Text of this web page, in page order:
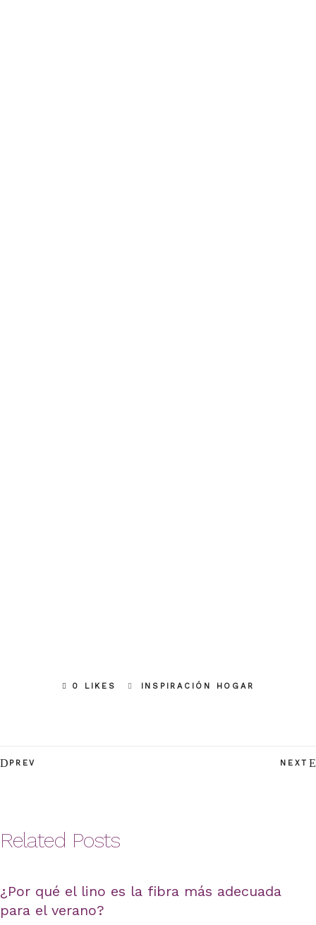
0 LIKES INSPIRACIÓN HOGAR
PREV NEXT
Related Posts
¿Por qué el lino es la fibra más adecuada
para el verano?